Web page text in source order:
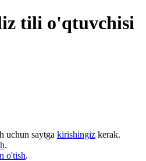
tili o'qtuvchisi
uchun saytga kirishingiz kerak.
.
o'tish.